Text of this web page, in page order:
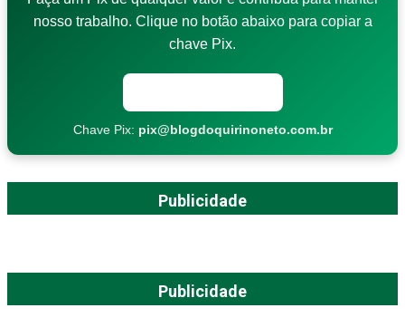
nosso trabalho. Clique no botão abaixo para copiar a
chave Pix.
Chave Pix: pix@blogdoquirinoneto.com.br
Publicidade
Publicidade